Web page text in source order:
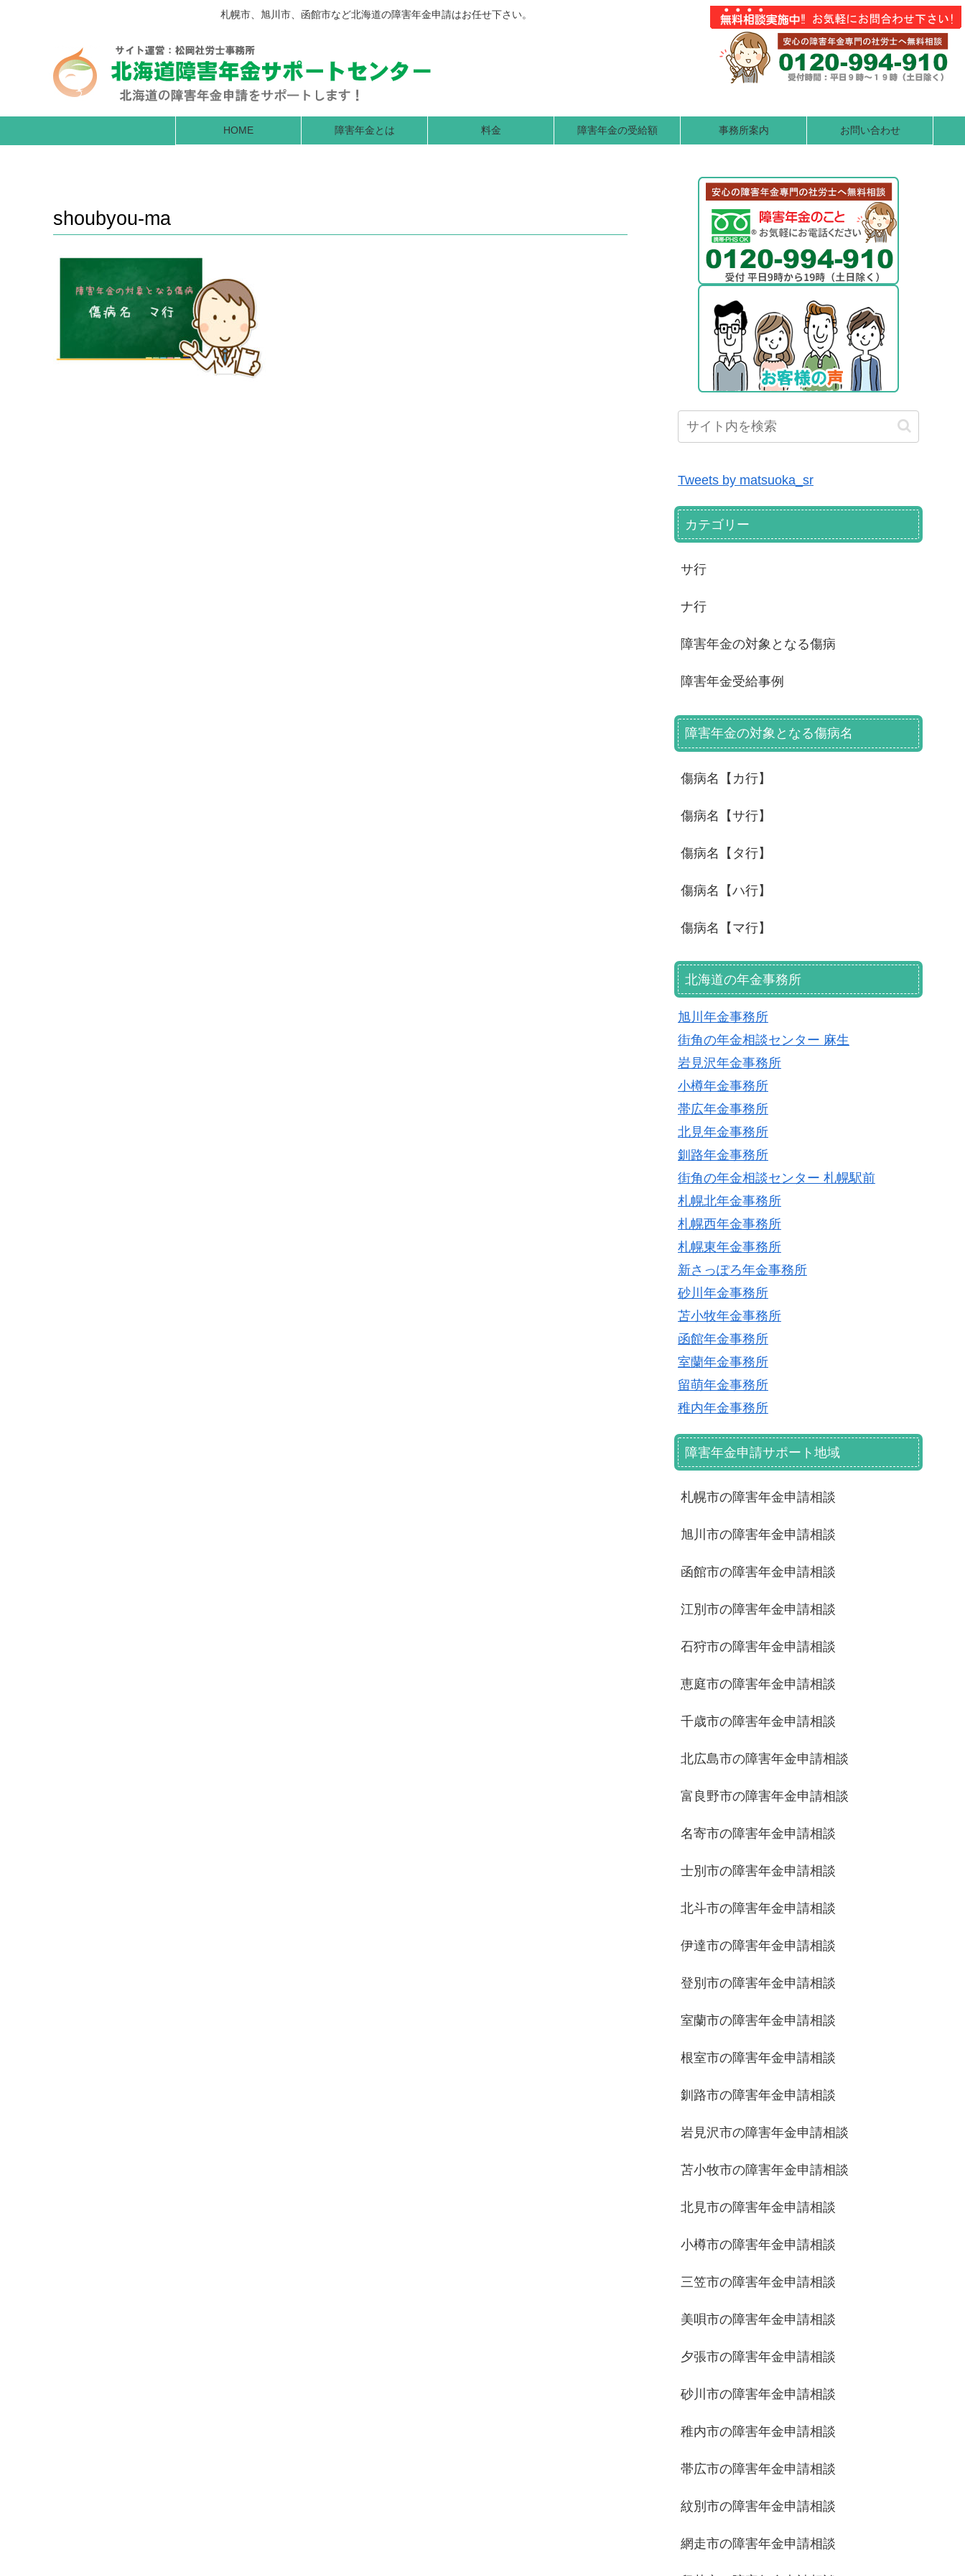
札幌市、旭川市、函館市など北海道の障害年金申請はお任せ下さい。
HOME 障害年金とは 料金 障害年金の受給額 事務所案内 お問い合わせ
shoubyou-ma
Tweets by matsuoka_sr
カテゴリー
サ行
ナ行
障害年金の対象となる傷病
障害年金受給事例
障害年金の対象となる傷病名
傷病名【カ行】
傷病名【サ行】
傷病名【タ行】
傷病名【ハ行】
傷病名【マ行】
北海道の年金事務所
旭川年金事務所
街角の年金相談センター 麻生
岩見沢年金事務所
小樽年金事務所
帯広年金事務所
北見年金事務所
釧路年金事務所
街角の年金相談センター 札幌駅前
札幌北年金事務所
札幌西年金事務所
札幌東年金事務所
新さっぽろ年金事務所
砂川年金事務所
苫小牧年金事務所
函館年金事務所
室蘭年金事務所
留萌年金事務所
稚内年金事務所
障害年金申請サポート地域
札幌市の障害年金申請相談
旭川市の障害年金申請相談
函館市の障害年金申請相談
江別市の障害年金申請相談
石狩市の障害年金申請相談
恵庭市の障害年金申請相談
千歳市の障害年金申請相談
北広島市の障害年金申請相談
富良野市の障害年金申請相談
名寄市の障害年金申請相談
士別市の障害年金申請相談
北斗市の障害年金申請相談
伊達市の障害年金申請相談
登別市の障害年金申請相談
室蘭市の障害年金申請相談
根室市の障害年金申請相談
釧路市の障害年金申請相談
岩見沢市の障害年金申請相談
苫小牧市の障害年金申請相談
北見市の障害年金申請相談
小樽市の障害年金申請相談
三笠市の障害年金申請相談
美唄市の障害年金申請相談
夕張市の障害年金申請相談
砂川市の障害年金申請相談
稚内市の障害年金申請相談
帯広市の障害年金申請相談
紋別市の障害年金申請相談
網走市の障害年金申請相談